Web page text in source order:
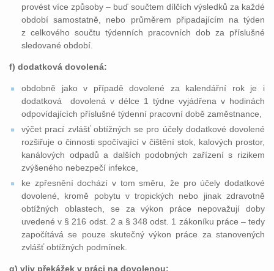
provést více způsoby – buď součtem dílčích výsledků za každé
období samostatně, nebo průměrem připadajícím na týden
z celkového součtu týdenních pracovních dob za příslušné
sledované období.
f) dodatková dovolená:
obdobně jako v případě dovolené za kalendářní rok je i
dodatková dovolená v délce 1 týdne vyjádřena v hodinách
odpovídajících příslušné týdenní pracovní době zaměstnance,
výčet prací zvlášť obtížných se pro účely dodatkové dovolené
rozšiřuje o činnosti spočívající v čištění stok, kalových prostor,
kanálových odpadů a dalších podobných zařízení s rizikem
zvýšeného nebezpečí infekce,
ke zpřesnění dochází v tom směru, že pro účely dodatkové
dovolené, kromě pobytu v tropických nebo jinak zdravotně
obtížných oblastech, se za výkon práce nepovažují doby
uvedené v § 216 odst. 2 a § 348 odst. 1 zákoníku práce – tedy
započítává se pouze skutečný výkon práce za stanovených
zvlášť obtížných podmínek.
g) vliv překážek v práci na dovolenou: